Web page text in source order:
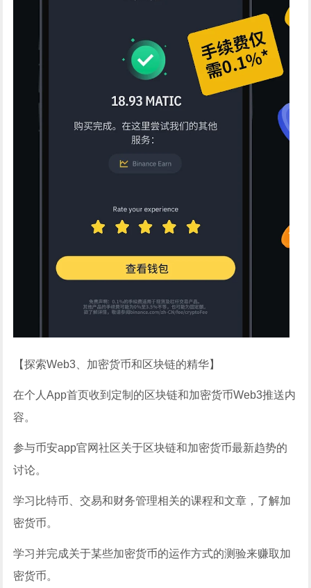
【探索Web3、加密货币和区块链的精华】
在个人App首页收到定制的区块链和加密货币Web3推送内
容。
参与币安app官网社区关于区块链和加密货币最新趋势的
讨论。
学习比特币、交易和财务管理相关的课程和文章，了解加
密货币。
学习并完成关于某些加密货币的运作方式的测验来赚取加
密货币。